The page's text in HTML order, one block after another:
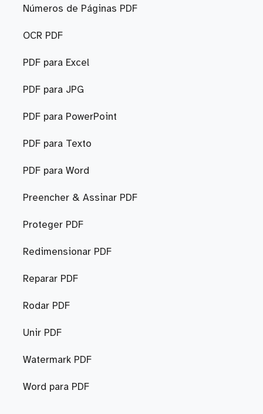
Números de Páginas PDF
OCR PDF
PDF para Excel
PDF para JPG
PDF para PowerPoint
PDF para Texto
PDF para Word
Preencher & Assinar PDF
Proteger PDF
Redimensionar PDF
Reparar PDF
Rodar PDF
Unir PDF
Watermark PDF
Word para PDF